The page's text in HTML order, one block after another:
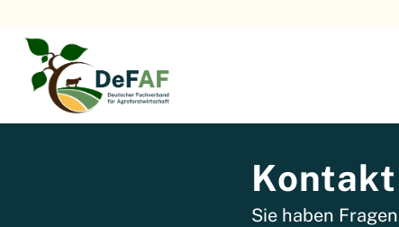
Kontakt
Sie haben